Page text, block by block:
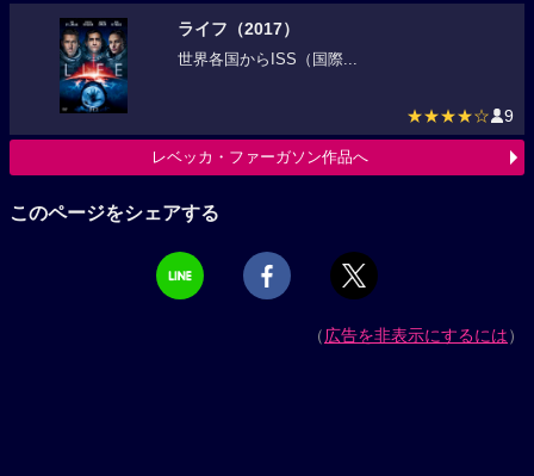
ライフ（2017）
世界各国からISS（国際...
★★★★☆ 9
レベッカ・ファーガソン作品へ
このページをシェアする
（広告を非表示にするには）